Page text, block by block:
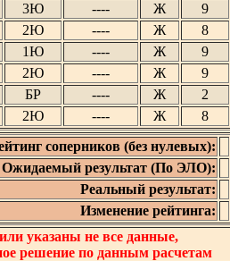
3Ю ---- Ж
9
2Ю ---- Ж
8
1Ю ---- Ж
9
2Ю ---- Ж
9
БР ---- Ж
2
2Ю ---- Ж
8
соперников (без нулевых):
Ожидаемый результат (По ЭЛО):
Реальный результат:
Изменение рейтинга:
указаны не все данные,
решение по данным расчетам